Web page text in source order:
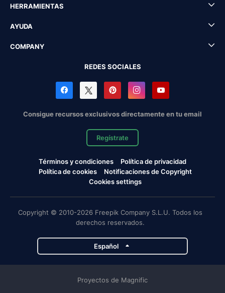
HERRAMIENTAS
AYUDA
COMPANY
REDES SOCIALES
Consigue recursos exclusivos directamente en tu email
Regístrate
Términos y condiciones
Política de privacidad
Política de cookies
Notificaciones de Copyright
Cookies settings
Copyright © 2010-2026 Freepik Company S.L.U. Todos los
derechos reservados.
Español
Proyectos de Magnific